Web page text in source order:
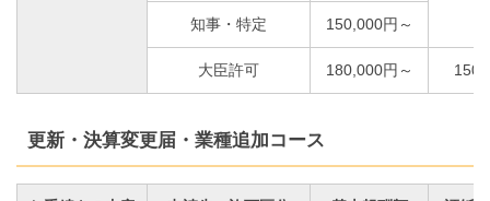
知事・特定 150,000円～
大臣許可 180,000円～
更新・決算変更届・業種追加コース